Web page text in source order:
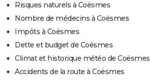
Risques naturels à Coësmes
Nombre de médecins à Coësmes
Impôts à Coësmes
Dette et budget de Coësmes
Climat et historique météo de Coësmes
Accidents de la route à Coësmes